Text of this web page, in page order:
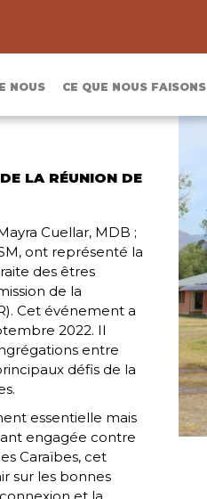
NOUS CE QUE NOUS FAISONS
LA RÉUNION DE
Cuellar, MDB ;
ont représenté la
des êtres
de la
Cet événement a
2022. Il
entre
défis de la
essentielle mais
engagée contre
Caraïbes, cet
sur les bonnes